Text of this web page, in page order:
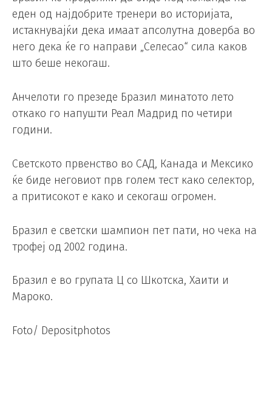
еден од најдобрите тренери во историјата,
истакнувајќи дека имаат апсолутна доверба во
него дека ќе го направи „Селесао“ сила каков
што беше некогаш.
Анчелоти го презеде Бразил минатото лето
откако го напушти Реал Мадрид по четири
години.
Светското првенство во САД, Канада и Мексико
ќе биде неговиот прв голем тест како селектор,
а притисокот е како и секогаш огромен.
Бразил е светски шампион пет пати, но чека на
трофеј од 2002 година.
Бразил е во групата Ц со Шкотска, Хаити и
Мароко.
Foto/ Depositphotos